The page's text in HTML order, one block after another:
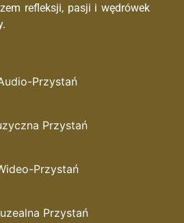
Przystań
Przystań
Przystań
Przystań
refleksji, pasji i wędrówek